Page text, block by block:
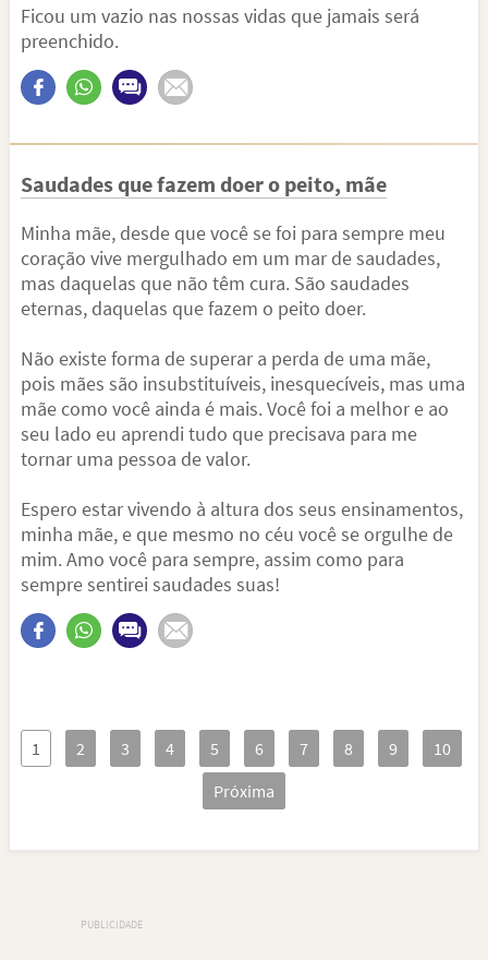
Ficou um vazio nas nossas vidas que jamais será
preenchido.
Saudades que fazem doer o peito, mãe
Minha mãe, desde que você se foi para sempre meu
coração vive mergulhado em um mar de saudades,
mas daquelas que não têm cura. São saudades
eternas, daquelas que fazem o peito doer.
Não existe forma de superar a perda de uma mãe,
pois mães são insubstituíveis, inesquecíveis, mas uma
mãe como você ainda é mais. Você foi a melhor e ao
seu lado eu aprendi tudo que precisava para me
tornar uma pessoa de valor.
Espero estar vivendo à altura dos seus ensinamentos,
minha mãe, e que mesmo no céu você se orgulhe de
mim. Amo você para sempre, assim como para
sempre sentirei saudades suas!
1 2 3 4 5 6 7 8 9
10
Próxima